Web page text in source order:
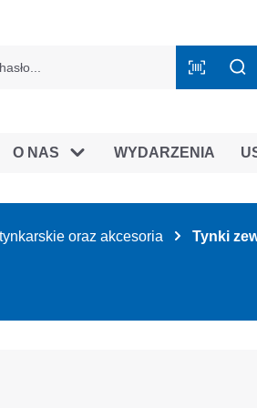
O NAS WYDARZENIA
oraz akcesoria Tynki